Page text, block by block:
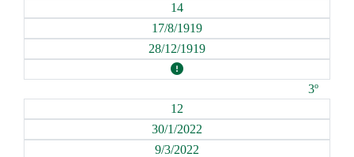
14
17/8/1919
28/12/1919
3º
12
30/1/2022
9/3/2022